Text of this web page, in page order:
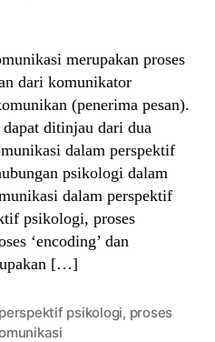
merupakan proses
dari komunikator
(penerima pesan).
ditinjau dari dua
dalam perspektif
psikologi dalam
dalam perspektif
psikologi, proses
‘encoding’ dan
[…]
perspektif psikologi, proses